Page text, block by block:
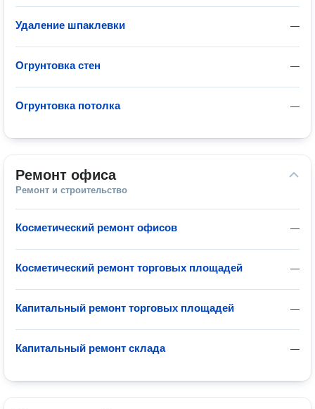
—
Удаление шпаклевки
—
Огрунтовка стен
—
Огрунтовка потолка
Ремонт офиса
Ремонт и строительство
—
Косметический ремонт офисов
—
Косметический ремонт торговых площадей
—
Капитальный ремонт торговых площадей
—
Капитальный ремонт склада